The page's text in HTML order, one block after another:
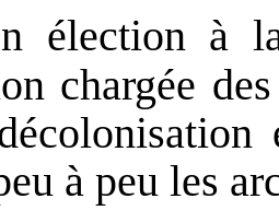
élection à
chargée
à peu les